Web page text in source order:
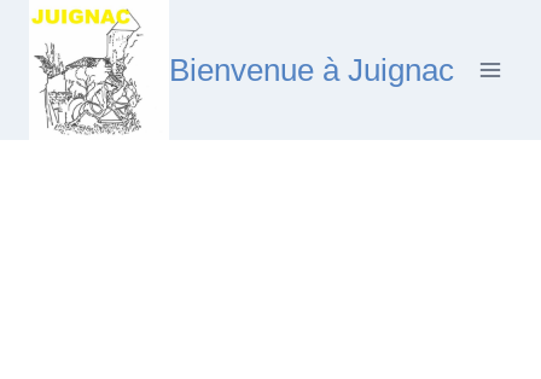
Aller
contenu
Bienvenue à Juignac